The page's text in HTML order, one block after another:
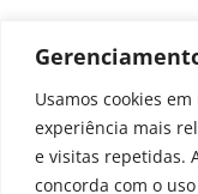
Usamos cookies
experiência mais
e visitas repetidas.
concorda com o